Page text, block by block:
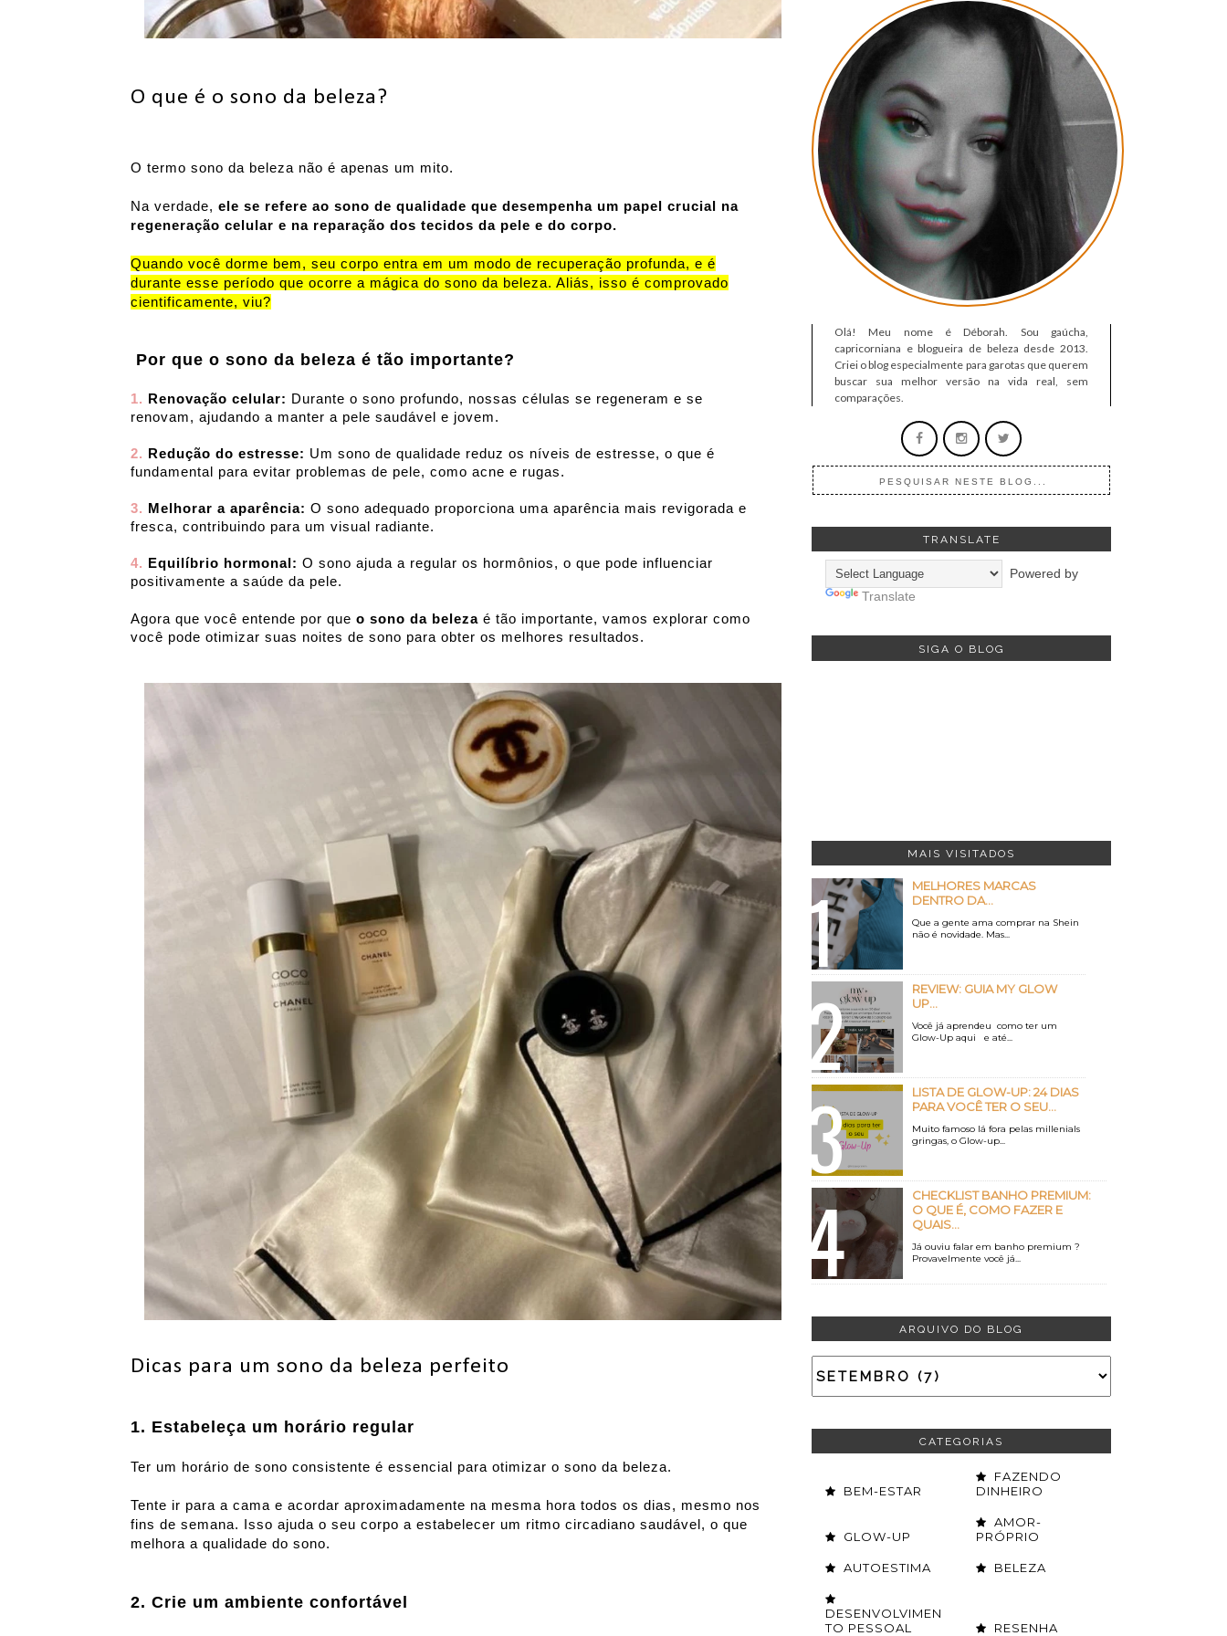
O que é o sono da beleza?
O termo sono da beleza não é apenas um mito.
Na verdade, ele se refere ao sono de qualidade que desempenha um papel crucial na
regeneração celular e na reparação dos tecidos da pele e do corpo.
Quando você dorme bem, seu corpo entra em um modo de recuperação profunda, e é
durante esse período que ocorre a mágica do sono da beleza. Aliás, isso é comprovado
cientificamente, viu?
Por que o sono da beleza é tão importante?
1. Renovação celular: Durante o sono profundo, nossas células se regeneram e se
renovam, ajudando a manter a pele saudável e jovem.
2. Redução do estresse: Um sono de qualidade reduz os níveis de estresse, o que é
fundamental para evitar problemas de pele, como acne e rugas.
3. Melhorar a aparência: O sono adequado proporciona uma aparência mais revigorada e
fresca, contribuindo para um visual radiante.
4. Equilíbrio hormonal: O sono ajuda a regular os hormônios, o que pode influenciar
positivamente a saúde da pele.
Agora que você entende por que o sono da beleza é tão importante, vamos explorar como
você pode otimizar suas noites de sono para obter os melhores resultados.
Dicas para um sono da beleza perfeito
1. Estabeleça um horário regular
Ter um horário de sono consistente é essencial para otimizar o sono da beleza.
Tente ir para a cama e acordar aproximadamente na mesma hora todos os dias, mesmo nos
fins de semana. Isso ajuda o seu corpo a estabelecer um ritmo circadiano saudável, o que
melhora a qualidade do sono.
2. Crie um ambiente confortável
Olá! Meu nome é Déborah. Sou gaúcha,
capricorniana e blogueira de beleza desde 2013.
Criei o blog especialmente para garotas que querem
buscar sua melhor versão na vida real, sem
comparações.
TRANSLATE
Powered by
Translate
SIGA O BLOG
MAIS VISITADOS
MELHORES MARCAS
DENTRO DA...
Que a gente ama comprar na Shein
não é novidade. Mas...
REVIEW: GUIA MY GLOW
UP...
Você já aprendeu como ter um
Glow-Up aqui e até...
LISTA DE GLOW-UP: 24 DIAS
PARA VOCÊ TER O SEU...
Muito famoso lá fora pelas millenials
gringas, o Glow-up...
CHECKLIST BANHO PREMIUM:
O QUE É, COMO FAZER E
QUAIS...
Já ouviu falar em banho premium ?
Provavelmente você já...
ARQUIVO DO BLOG
CATEGORIAS
BEM-ESTAR
FAZENDO
DINHEIRO
GLOW-UP
AMOR-
PRÓPRIO
AUTOESTIMA BELEZA
DESENVOLVIMEN
TO PESSOAL
RESENHA